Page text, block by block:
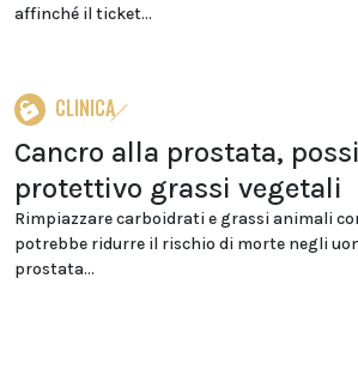
affinché il ticket...
CLINICA
Cancro alla prostata,
protettivo grassi vegetali
Rimpiazzare carboidrati e grassi animali
potrebbe ridurre il rischio di morte negli
prostata...